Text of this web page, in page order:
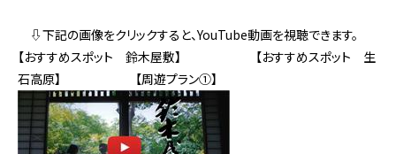
⇩下記の画像をクリックすると、YouTube動画を視聴できます。
【おすすめスポット 鈴木屋敷】 【おすすめスポット 生
石高原】 【周遊プラン①】